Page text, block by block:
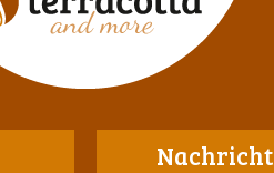
Nachricht